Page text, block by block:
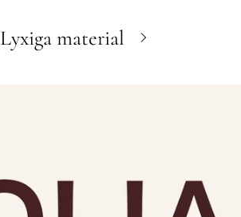
Lyxiga material